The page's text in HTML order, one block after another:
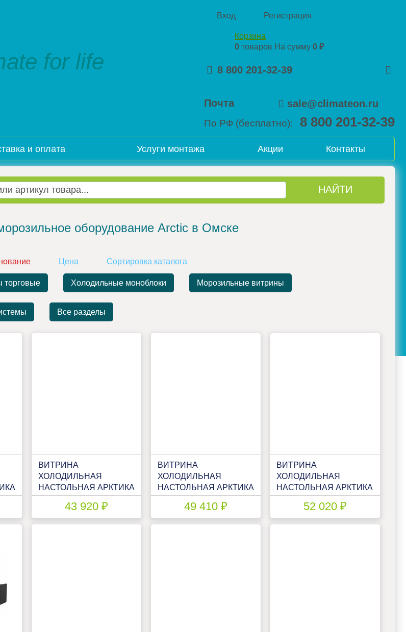
for life
Вход Регистрация
Корзина
0 товаров На сумму 0 ₽
8 800 201-32-39
Почта sale@climateon.ru
По РФ (бесплатно): 8 800 201-32-39
и оплата Услуги монтажа Акции Контакты
оборудование Arctic в Омске
Цена Сортировка каталога
торговые Холодильные моноблоки Морозильные витрины
Все разделы
ВИТРИНА
ХОЛОДИЛЬНАЯ
НАСТОЛЬНАЯ АРКТИКА
ПН 100 У
43 920 ₽
ВИТРИНА
ХОЛОДИЛЬНАЯ
НАСТОЛЬНАЯ АРКТИКА
ПН 150
49 410 ₽
ВИТРИНА
ХОЛОДИЛЬНАЯ
НАСТОЛЬНАЯ АРКТИКА
ПН 150 У
52 020 ₽